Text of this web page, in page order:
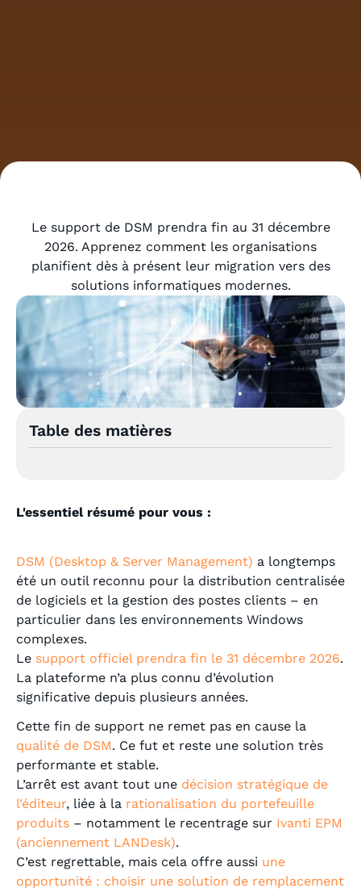
Le support de DSM prendra fin au 31 décembre
2026. Apprenez comment les organisations
planifient dès à présent leur migration vers des
solutions informatiques modernes.
Table des matières
L'essentiel résumé pour vous :
DSM (Desktop & Server Management) a longtemps
été un outil reconnu pour la distribution centralisée
de logiciels et la gestion des postes clients – en
particulier dans les environnements Windows
complexes.
Le support officiel prendra fin le 31 décembre 2026.
La plateforme n’a plus connu d’évolution
significative depuis plusieurs années.
Cette fin de support ne remet pas en cause la
qualité de DSM. Ce fut et reste une solution très
performante et stable.
L’arrêt est avant tout une décision stratégique de
l’éditeur, liée à la rationalisation du portefeuille
produits– notamment le recentrage sur Ivanti EPM
(anciennement LANDesk).
C’est regrettable, mais cela offre aussi une
opportunité : choisir une solution de remplacement